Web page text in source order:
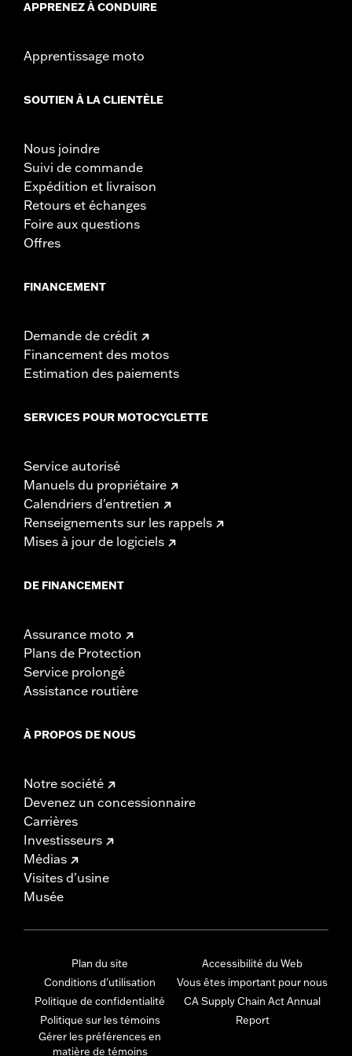
APPRENEZ À CONDUIRE
Apprentissage moto
SOUTIEN À LA CLIENTÈLE
Nous joindre
Suivi de commande
Expédition et livraison
Retours et échanges
Foire aux questions
Offres
FINANCEMENT
Demande de crédit
Financement des motos
Estimation des paiements
SERVICES POUR MOTOCYCLETTE
Service autorisé
Manuels du propriétaire
Calendriers d'entretien
Renseignements sur les rappels
Mises à jour de logiciels
DE FINANCEMENT
Assurance moto
Plans de Protection
Service prolongé
Assistance routière
À PROPOS DE NOUS
Notre société
Devenez un concessionnaire
Carrières
Investisseurs
Médias
Visites d'usine
Musée
Plan du site
Conditions d'utilisation
Politique de confidentialité
Politique sur les témoins
Gérer les préférences en
matière de témoins
Accessibilité du Web
Vous êtes important pour nous
CA Supply Chain Act Annual
Report